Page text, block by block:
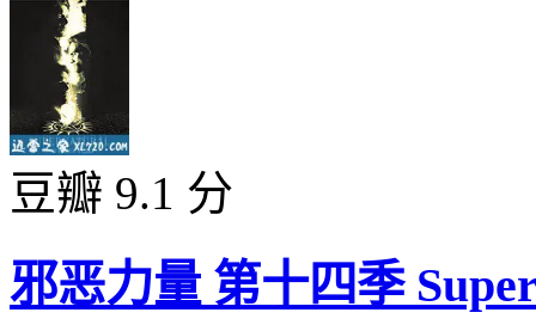
豆瓣 9.1 分
邪恶力量 第十四季